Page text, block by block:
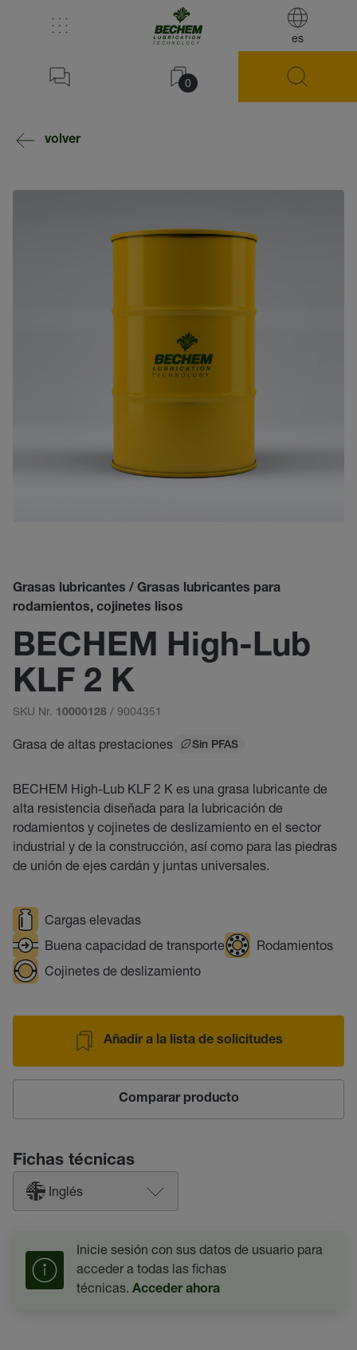
es
0
volver
Grasas lubricantes / Grasas lubricantes para
rodamientos, cojinetes lisos
BECHEM High-Lub
KLF 2 K
SKU Nr. 10000128 / 9004351
Grasa de altas prestaciones Sin PFAS
BECHEM High-Lub KLF 2 K es una grasa lubricante de
alta resistencia diseñada para la lubricación de
rodamientos y cojinetes de deslizamiento en el sector
industrial y de la construcción, así como para las piedras
de unión de ejes cardán y juntas universales.
Cargas elevadas
Buena capacidad de transporte
Rodamientos
Cojinetes de deslizamiento
Añadir a la lista de solicitudes
Comparar producto
Fichas técnicas
Inglés
Inicie sesión con sus datos de usuario para
acceder a todas las fichas
técnicas. Acceder ahora